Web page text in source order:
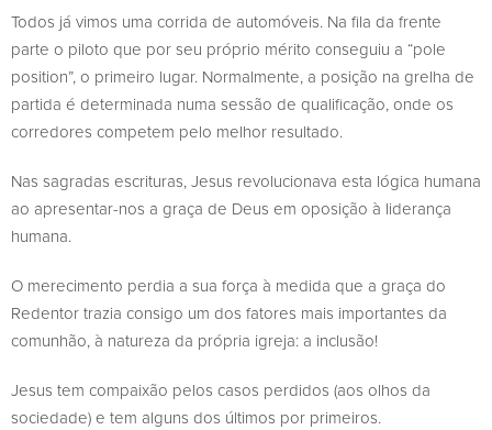
Todos já vimos uma corrida de automóveis. Na fila da frente
parte o piloto que por seu próprio mérito conseguiu a “pole
position”, o primeiro lugar. Normalmente, a posição na grelha de
partida é determinada numa sessão de qualificação, onde os
corredores competem pelo melhor resultado.
Nas sagradas escrituras, Jesus revolucionava esta lógica humana
ao apresentar-nos a graça de Deus em oposição à liderança
humana.
O merecimento perdia a sua força à medida que a graça do
Redentor trazia consigo um dos fatores mais importantes da
comunhão, à natureza da própria igreja: a inclusão!
Jesus tem compaixão pelos casos perdidos (aos olhos da
sociedade) e tem alguns dos últimos por primeiros.